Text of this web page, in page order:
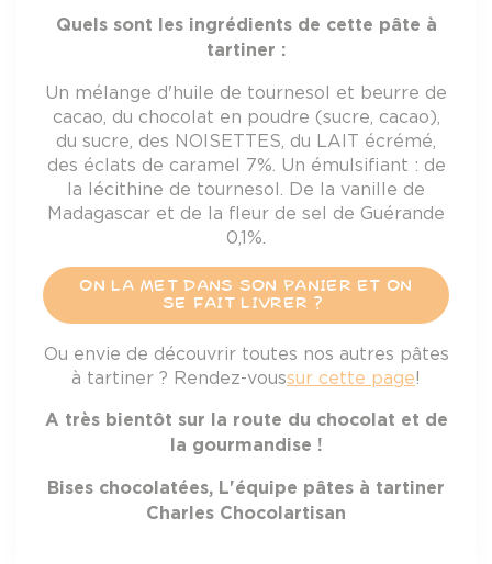
Quels sont les ingrédients de cette pâte à
tartiner :
Un mélange d'huile de tournesol et beurre de
cacao, du chocolat en poudre (sucre, cacao),
du sucre, des NOISETTES, du LAIT écrémé,
des éclats de caramel 7%. Un émulsifiant : de
la lécithine de tournesol. De la vanille de
Madagascar et de la fleur de sel de Guérande
0,1%.
ON LA MET DANS SON PANIER ET ON
SE FAIT LIVRER ?
Ou envie de découvrir toutes nos autres pâtes
à tartiner ? Rendez-voussur cette page!
A très bientôt sur la route du chocolat et de
la gourmandise !
Bises chocolatées, L'équipe pâtes à tartiner
Charles Chocolartisan